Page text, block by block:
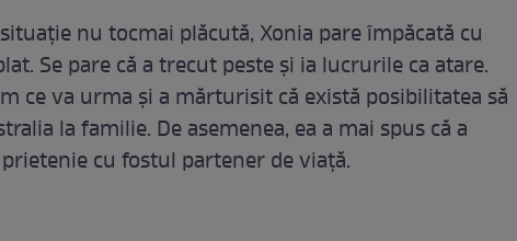
nu tocmai plăcută, Xonia pare împăcată cu
Se pare că a trecut peste și ia lucrurile ca atare.
ce va urma și a mărturisit că există posibilitatea să
la familie. De asemenea, ea a mai spus că a
cu fostul partener de viață.